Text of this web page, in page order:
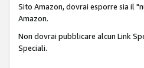
Sito Amazon, dovrai esporre sia il
Amazon.
Non dovrai pubblicare alcun Link
Speciali.